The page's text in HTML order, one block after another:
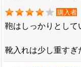
購入者
鞄はしっかりとして
靴入れは少し重すぎ